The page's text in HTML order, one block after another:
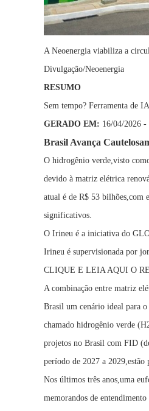
A Neoenergia viabiliza a
Divulgação/Neoenergia
RESUMO
Sem tempo? Ferramenta de
GERADO EM: 16/04/2026 -
Brasil Avança
O hidrogênio verde,visto
devido à matriz elétrica
atual é de R$ 53 bilhões,com
significativos.
O Irineu é a iniciativa do
Irineu é supervisionada por
CLIQUE E LEIA AQUI O
A combinação entre matriz
Brasil um cenário ideal para
chamado hidrogênio verde
projetos no Brasil com FID
período de 2027 a
Nos últimos três anos,uma
memorandos de